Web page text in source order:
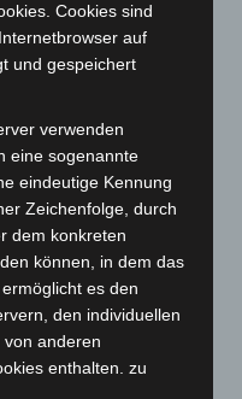
Cookies sind
auf
und gespeichert
verwenden
eine sogenannte
eindeutige Kennung
Zeichenfolge, durch
dem konkreten
können, in dem das
es den
den individuellen
anderen
enthalten, zu